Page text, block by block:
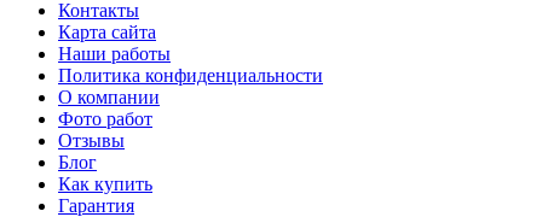
Контакты
Карта сайта
Наши работы
Политика конфиденциальности
О компании
Фото работ
Отзывы
Блог
Как купить
Гарантия